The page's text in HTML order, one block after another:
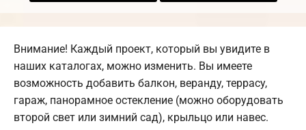
Внимание! Каждый проект, который вы увидите в
наших каталогах, можно изменить. Вы имеете
возможность добавить балкон, веранду, террасу,
гараж, панорамное остекление (можно оборудовать
второй свет или зимний сад), крыльцо или навес.